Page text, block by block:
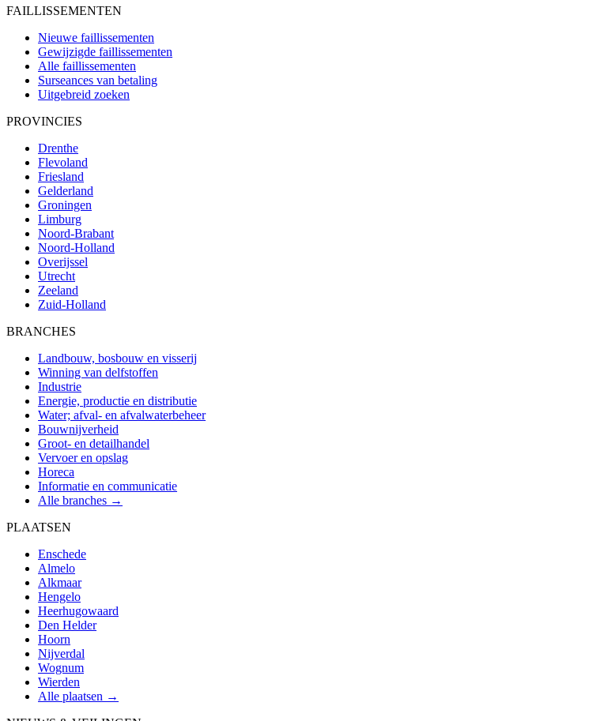
FAILLISSEMENTEN
Nieuwe faillissementen
Gewijzigde faillissementen
Alle faillissementen
Surseances van betaling
Uitgebreid zoeken
PROVINCIES
Drenthe
Flevoland
Friesland
Gelderland
Groningen
Limburg
Noord-Brabant
Noord-Holland
Overijssel
Utrecht
Zeeland
Zuid-Holland
BRANCHES
Landbouw, bosbouw en visserij
Winning van delfstoffen
Industrie
Energie, productie en distributie
Water; afval- en afvalwaterbeheer
Bouwnijverheid
Groot- en detailhandel
Vervoer en opslag
Horeca
Informatie en communicatie
Alle branches →
PLAATSEN
Enschede
Almelo
Alkmaar
Hengelo
Heerhugowaard
Den Helder
Hoorn
Nijverdal
Wognum
Wierden
Alle plaatsen →